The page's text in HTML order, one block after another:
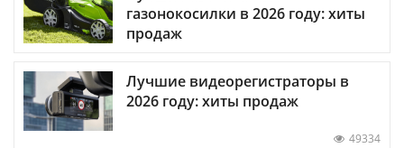
газонокосилки в 2026 году: хиты
продаж
Лучшие видеорегистраторы в
2026 году: хиты продаж
49334